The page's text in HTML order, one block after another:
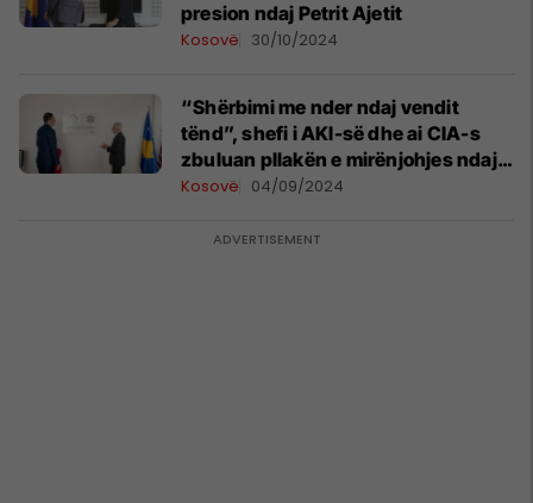
presion ndaj Petrit Ajetit
Kosovë 30/10/2024
“Shërbimi me nder ndaj vendit
tënd”, shefi i AKI-së dhe ai CIA-s
zbuluan pllakën e mirënjohjes ndaj
SHBA-ve
Kosovë 04/09/2024